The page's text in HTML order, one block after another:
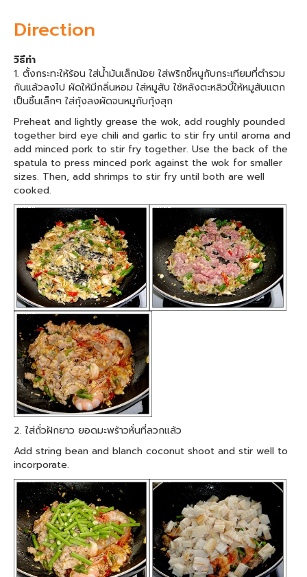
Direction
วิธีทำ
1. ตั้งกระทะให้ร้อน ใส่น้ำมันเล็กน้อย ใส่พริกขี้หนูกับกระเทียมที่ตำรวม
กันแล้วลงไป ผัดให้มีกลิ่นหอม ใส่หมูสับ ใช้หลังตะหลิวบี้ให้หมูสับแตก
เป็นชิ้นเล็กๆ ใส่กุ้งลงผัดจนหมูกับกุ้งสุก
Preheat and lightly grease the wok, add roughly pounded
together bird eye chili and garlic to stir fry until aroma and
add minced pork to stir fry together. Use the back of the
spatula to press minced pork against the wok for smaller
sizes. Then, add shrimps to stir fry until both are well
cooked.
2. ใส่ถั่วฝักยาว ยอดมะพร้าวหั่นที่ลวกแล้ว
Add string bean and blanch coconut shoot and stir well to
incorporate.